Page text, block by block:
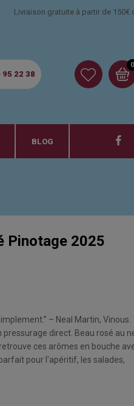
Livraison gratuite à partir de 150€
95 22 38
0
BLOG
Pinotage 2025
– Neal Martin, Vinous.
pressurage direct. Beau rosé au
ces arômes en bouche
pour l'apéritif, les salades,